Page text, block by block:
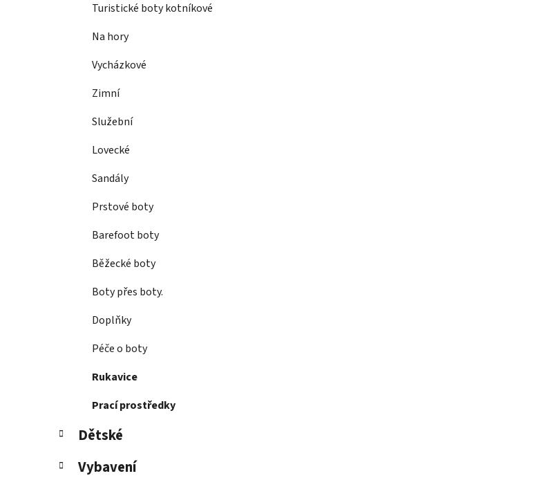
Turistické boty kotníkové
Na hory
Vycházkové
Zimní
Služební
Lovecké
Sandály
Prstové boty
Barefoot boty
Běžecké boty
Boty přes boty.
Doplňky
Péče o boty
Rukavice
Prací prostředky
Dětské
Vybavení